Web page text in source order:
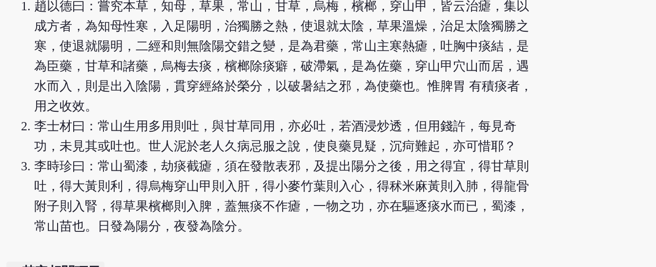
趙以德曰：嘗究本草，知母，草果，常山，甘草，烏梅，檳榔，穿山甲，皆云治瘧，集以
成方者，為知母性寒，入足陽明，治獨勝之熱，使退就太陰，草果溫燥，治足太陰獨勝之
寒，使退就陽明，二經和則無陰陽交錯之變，是為君藥，常山主寒熱瘧，吐胸中痰結，是
為臣藥，甘草和諸藥，烏梅去痰，檳榔除痰癖，破滯氣，是為佐藥，穿山甲穴山而居，遇
水而入，則是出入陰陽，貫穿經絡於榮分，以破暑結之邪，為使藥也。惟脾胃 有積痰者，
用之收效。
李士材曰：常山生用多用則吐，與甘草同用，亦必吐，若酒浸炒透，但用錢許，每見奇
功，未見其或吐也。世人泥於老人久病忌服之說，使良藥見疑，沉疴難起，亦可惜耶？
李時珍曰：常山蜀漆，劫痰截瘧，須在發散表邪，及提出陽分之後，用之得宜，得甘草則
吐，得大黃則利，得烏梅穿山甲則入肝，得小麥竹葉則入心，得秫米麻黃則入肺，得龍骨
附子則入腎，得草果檳榔則入脾，蓋無痰不作瘧，一物之功，亦在驅逐痰水而已，蜀漆，
常山苗也。日發為陽分，夜發為陰分。